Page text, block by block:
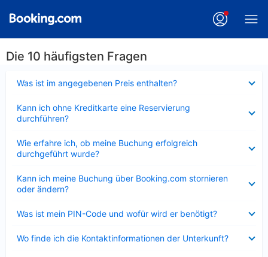
Die 10 häufigsten Fragen
Was ist im angegebenen Preis enthalten?
Kann ich ohne Kreditkarte eine Reservierung
durchführen?
Wie erfahre ich, ob meine Buchung erfolgreich
durchgeführt wurde?
Kann ich meine Buchung über Booking.com stornieren
oder ändern?
Was ist mein PIN-Code und wofür wird er benötigt?
Wo finde ich die Kontaktinformationen der Unterkunft?